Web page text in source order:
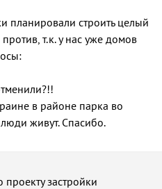
планировали строить целый
т.к. у нас уже домов
в районе парка во
живут. Спасибо.
застройки